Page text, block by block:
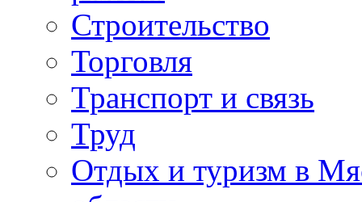
Строительство
Торговля
Транспорт и связь
Труд
Отдых и туризм в